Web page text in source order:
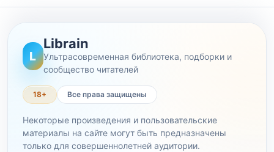
L
Librain
Ультрасовременная библиотека, подборки и
сообщество читателей
18+ Все права защищены
Некоторые произведения и пользовательские
материалы на сайте могут быть предназначены
только для совершеннолетней аудитории.